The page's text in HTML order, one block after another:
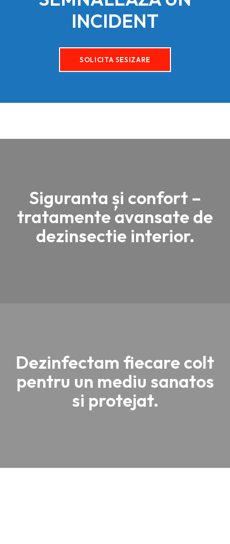
INCIDENT
SOLICITA SESIZARE
Siguranta și confort –
tratamente avansate de
dezinsectie interior.
Dezinfectam fiecare colt
pentru un mediu sanatos
si protejat.